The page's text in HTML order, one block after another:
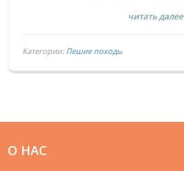
читать далее
Категории: Пешие походы
О НАС